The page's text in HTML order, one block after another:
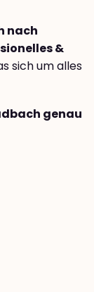
nach
&
sich um alles
genau